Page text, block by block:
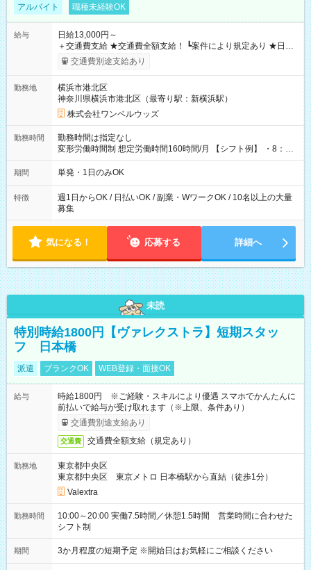
アルバイト 職種未経験OK
給与
日給13,000円～
＋交通費支給 ★交通費全額支給！ ┗案件により規定あり ★日払
いOK！（規定あり） ┗働いたその日に現金GET♪ お仕事後はコ
ンビニATMから 日払い分を引き落とせます！ 【試用期間】試
交通費別途支給あり
勤務地
横浜市港北区
神奈川県横浜市港北区（最寄り駅：新横浜駅）
株式会社ワンベルウッズ
勤務時間
勤務時間は指定なし
変形労働時間制 想定労働時間160時間/月 【シフト例】 ・8：00
～21：00
期間 単発・1日のみOK
特徴
週1日からOK / 日払いOK / 副業・WワークOK / 10名以上の大量
募集
気になる！ 応募する 詳細へ
未読
特別時給1800円【ヴァレクストラ】短期スタッ
フ 日本橋
派遣 ブランクOK WEB登録・面接OK
給与
時給1800円 ※ご経験・スキルにより優遇 スマホでかんたんに
前払いで給与が受け取れます（※上限、条件あり）
交通費別途支給あり
交通費 交通費全額支給（規定あり）
勤務地
東京都中央区
東京都中央区 東京メトロ 日本橋駅から直結（徒歩1分）
Valextra
勤務時間
10:00～20:00 実働7.5時間／休憩1.5時間 営業時間に合わせた
シフト制
期間 3か月程度の短期予定 ※開始日はお気軽にご相談ください